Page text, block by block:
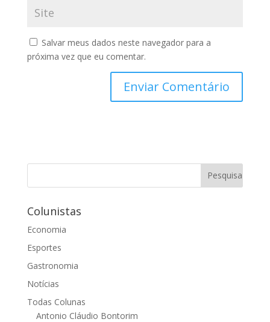
Salvar meus dados neste navegador para a
próxima vez que eu comentar.
Colunistas
Economia
Esportes
Gastronomia
Notícias
Todas Colunas
Antonio Cláudio Bontorim